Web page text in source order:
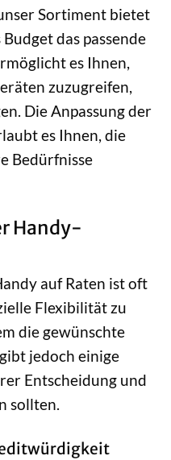
Sortiment bietet
das passende
es Ihnen,
zuzugreifen,
Die Anpassung der
es Ihnen, die
Bedürfnisse
Handy-
auf Raten ist oft
Flexibilität zu
die gewünschte
jedoch einige
Entscheidung und
sollten.